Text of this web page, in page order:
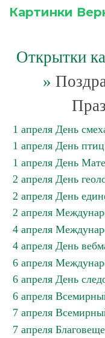
Картинки
Открытки
»
1 апреля День
1 апреля День птиц
1 апреля День
2 апреля День
2 апреля День
2 апреля
4 апреля
4 апреля День
6 апреля
6 апреля День
6 апреля
7 апреля
7 апреля